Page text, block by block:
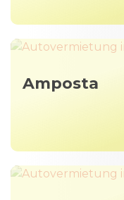
Amposta